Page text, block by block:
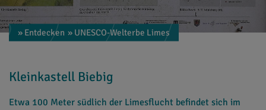
» Entdecken » UNESCO-Welterbe Limes
Kleinkastell Biebig
Etwa 100 Meter südlich der Limesflucht befindet sich im